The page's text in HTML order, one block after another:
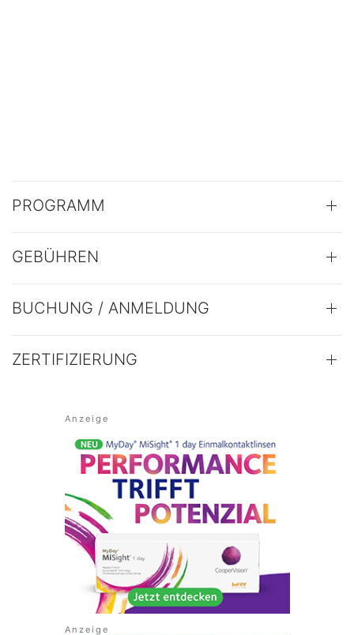
PROGRAMM
GEBÜHREN
BUCHUNG / ANMELDUNG
ZERTIFIZIERUNG